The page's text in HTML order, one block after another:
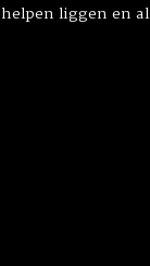
liggen en